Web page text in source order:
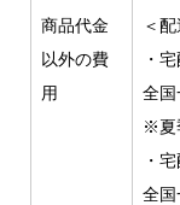
商品代金
以外の費
用
＜
・
全国
※夏
・
全国